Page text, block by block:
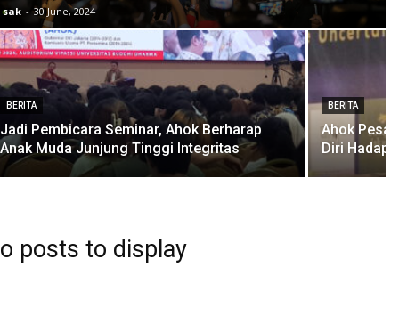
sak - 30 June, 2024
BERITA
Jadi Pembicara Seminar, Ahok Berharap
Anak Muda Junjung Tinggi Integritas
BERITA
Ahok
Diri Hadapi
posts to display